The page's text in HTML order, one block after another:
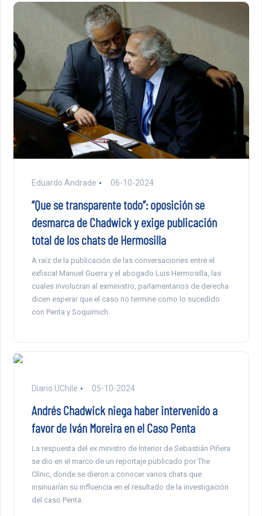
Eduardo Andrade 06-10-2024
“Que se transparente todo”: oposición se
desmarca de Chadwick y exige publicación
total de los chats de Hermosilla
A raíz de la publicación de las conversaciones entre el
exfiscal Manuel Guerra y el abogado Luis Hermosilla, las
cuales involucran al exministro, parlamentarios de derecha
dicen esperar que el caso no termine como lo sucedido
con Penta y Soquimich.
Diario UChile 05-10-2024
Andrés Chadwick niega haber intervenido a
favor de Iván Moreira en el Caso Penta
La respuesta del ex ministro de Interior de Sebastián Piñera
se dio en el marco de un reportaje publicado por The
Clinic, donde se dieron a conocer varios chats que
insinuarían su influencia en el resultado de la investigación
del caso Penta.